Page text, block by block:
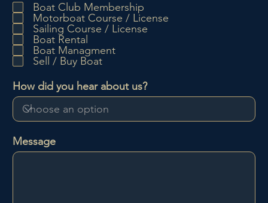
Message
i
d
Boat Club Membership
Motorboat Course / License
Sailing Course / License
Boat Rental
Boat Managment
Sell / Buy Boat
How did you hear about us?